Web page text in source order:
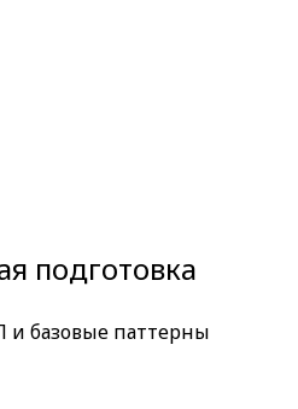
подготовка
и базовые паттерны